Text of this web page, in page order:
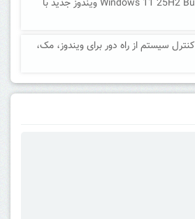
دانلود Windows 11 25H2 Build 27774.1000 ویندوز جدید با
دانلود AnyDesk 9.6.1 کنترل سیستم از راه دور برای ویندوز، مک،